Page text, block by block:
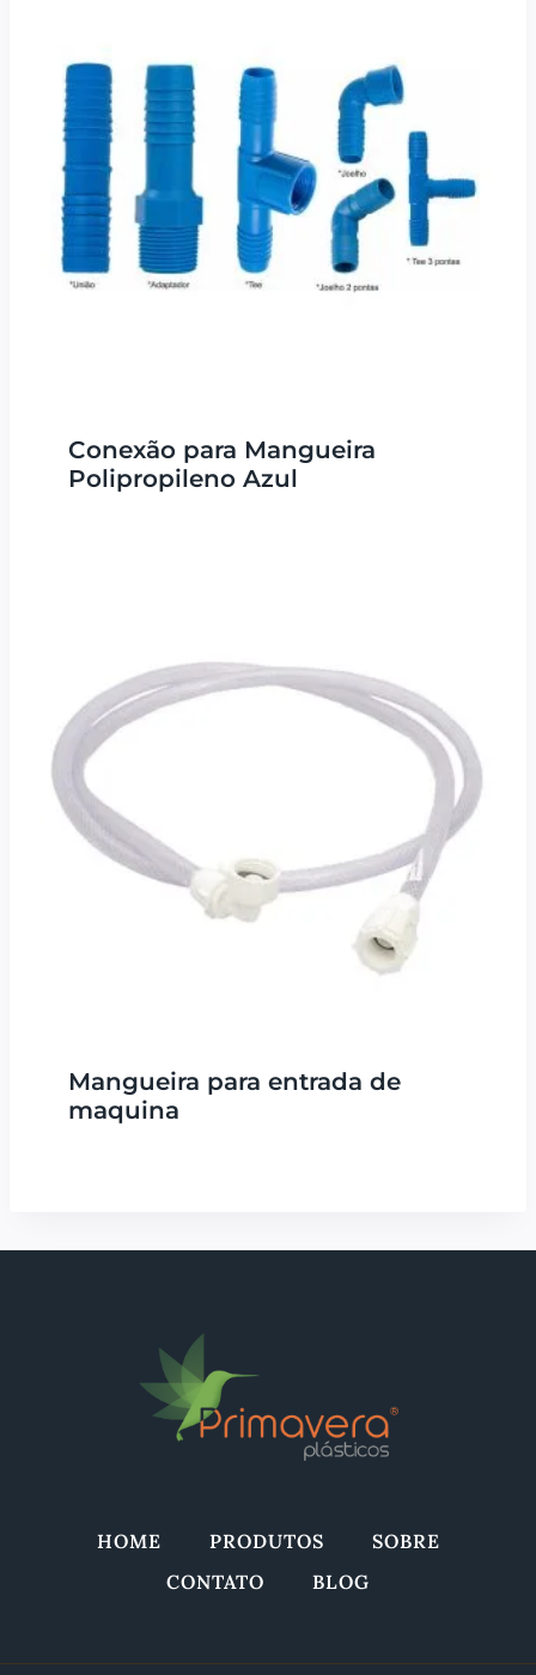
Conexão para Mangueira
Polipropileno Azul
Mangueira para entrada de
maquina
HOME PRODUTOS
SOBRE
CONTATO
BLOG